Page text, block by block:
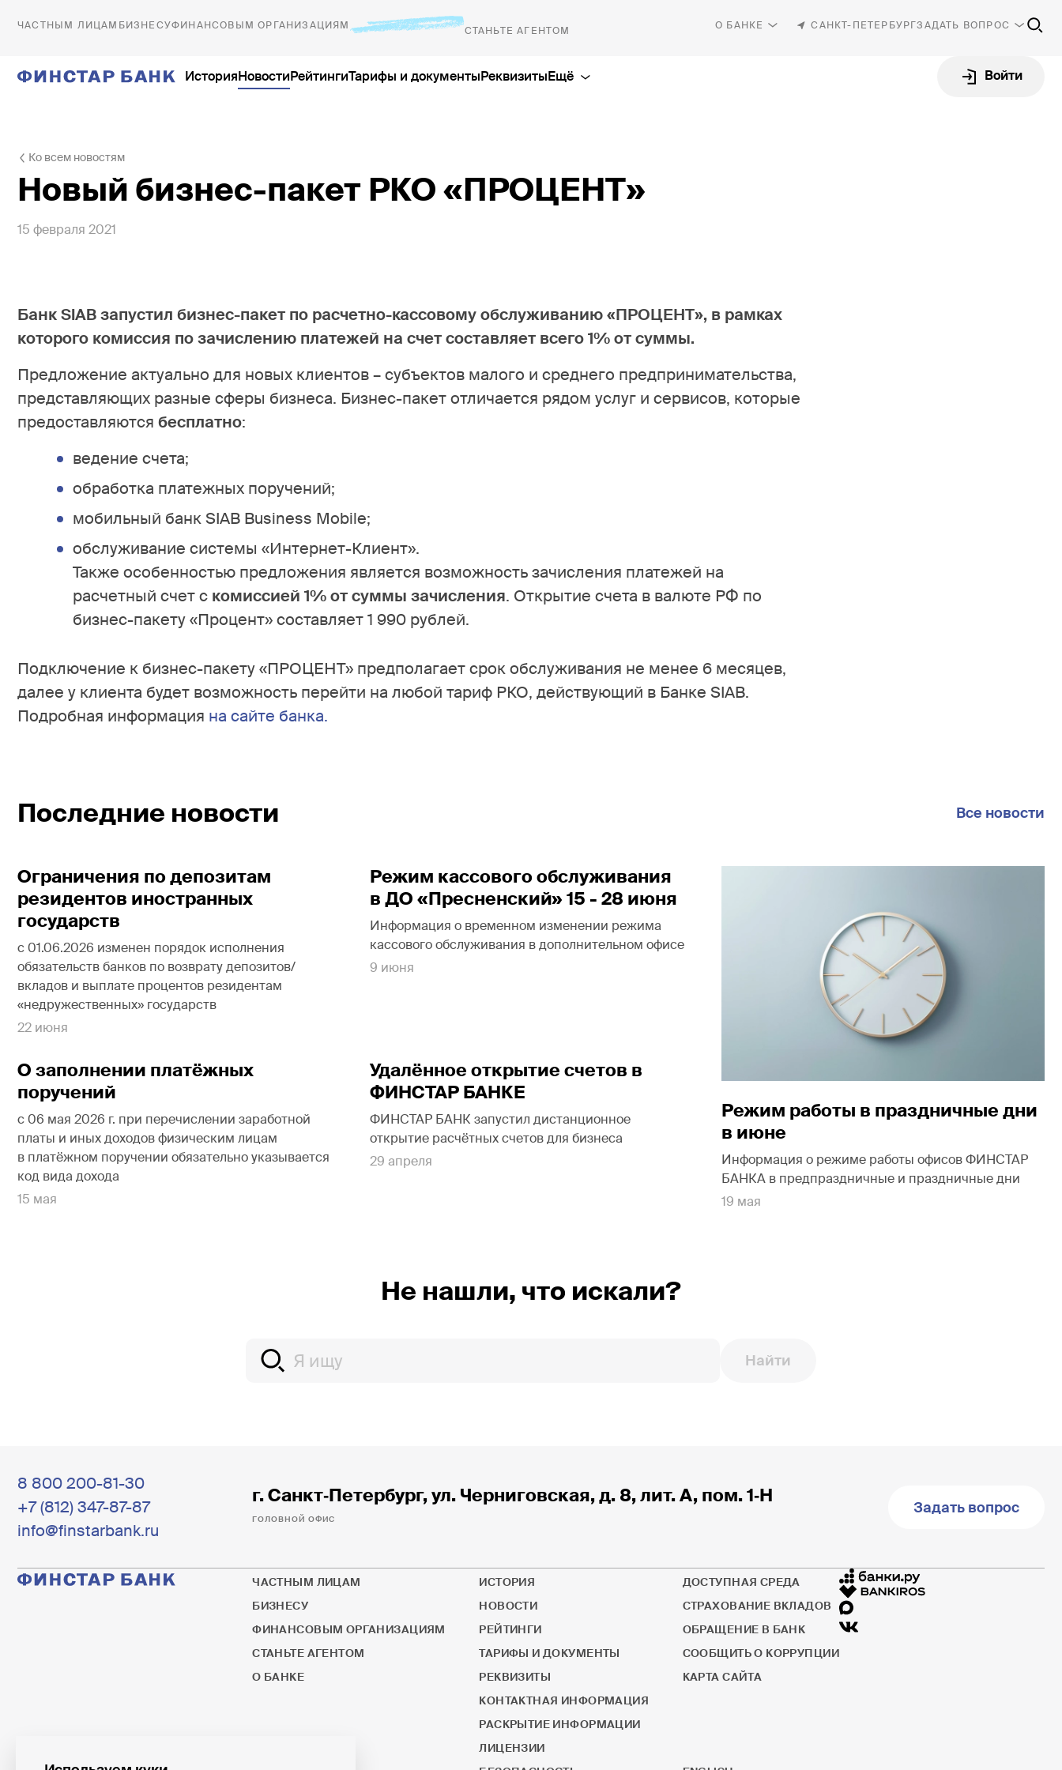
ЧАСТНЫМ ЛИЦАМ БИЗНЕСУФИНАНСОВЫМ ОРГАНИЗАЦИЯМ СТАНЬТЕ АГЕНТОМ О БАНКЕ
Новости
Рейтинги
Безопасность
Обслуживание юридических лиц
Информация для инсайдеров
2022
2017
САНКТ-ПЕТЕРБУРГЗАДАТЬ ВОПРОС
info@finstarbank.ru
ИсторияНовостиРейтингиТарифы и документыРеквизиты Войти
Ко всем новостям
Новый бизнес-пакет РКО «ПРОЦЕНТ»
15 февраля 2021
БанкSIABзапустил бизнес-пакет по расчетно-кассовому обслуживанию «ПРОЦЕНТ», в рамках
которого комиссия по зачислению платежей на счет составляет всего 1% от суммы.
Предложение актуально для новых клиентов – субъектов малого и среднего предпринимательства,
представляющих разные сферы бизнеса. Бизнес-пакет отличается рядом услуг и сервисов, которые
предоставляются бесплатно:
ведение счета;
обработка платежных поручений;
мобильный банк SIAB Business Mobile;
обслуживание системы «Интернет-Клиент».
Также особенностью предложения является возможность зачисления платежей на
расчетный счет с комиссией 1% от суммы зачисления. Открытие счета в валюте РФ по
бизнес-пакету «Процент» составляет 1 990 рублей.
Подключение к бизнес-пакету «ПРОЦЕНТ» предполагает срок обслуживания не менее 6 месяцев,
далее у клиента будет возможность перейти на любой тариф РКО, действующий в Банке SIAB.
Подробная информация на сайте банка.
Последние новости Все новости
Ограничения по депозитам
резидентов иностранных
государств
с 01.06.2026 изменен порядок исполнения
обязательств банков по возврату депозитов/
вкладов и выплате процентов резидентам
«недружественных» государств
22 июня
Режим кассового обслуживания
в ДО «Пресненский» 15 - 28 июня
Информация о временном изменении режима
кассового обслуживания в дополнительном офисе
9 июня
Режим работы в праздничные дни
в июне
Информация о режиме работы офисов ФИНСТАР
БАНКА в предпраздничные и праздничные дни
19 мая
О заполнении платёжных
поручений
с 06 мая 2026 г. при перечислении заработной
платы и иных доходов физическим лицам
в платёжном поручении обязательно указывается
код вида дохода
15 мая
Удалённое открытие счетов в
ФИНСТАР БАНКЕ
ФИНСТАР БАНК запустил дистанционное
открытие расчётных счетов для бизнеса
29 апреля
Не нашли, что искали?
Найти
8 800 200-81-30
+7 (812) 347-87-87
info@finstarbank.ru
г. Санкт‐Петербург, ул. Черниговская, д. 8, лит. А, пом. 1‐Н
ГОЛОВНОЙ ОФИС
Задать вопрос
ЧАСТНЫМ ЛИЦАМ
БИЗНЕСУ
ФИНАНСОВЫМ ОРГАНИЗАЦИЯМ
СТАНЬТЕ АГЕНТОМ
О БАНКЕ
ИСТОРИЯ
НОВОСТИ
РЕЙТИНГИ
ТАРИФЫ И ДОКУМЕНТЫ
РЕКВИЗИТЫ
КОНТАКТНАЯ ИНФОРМАЦИЯ
РАСКРЫТИЕ ИНФОРМАЦИИ
ЛИЦЕНЗИИ
ДОСТУПНАЯ СРЕДА
СТРАХОВАНИЕ ВКЛАДОВ
ОБРАЩЕНИЕ В БАНК
СООБЩИТЬ О КОРРУПЦИИ
КАРТА САЙТА